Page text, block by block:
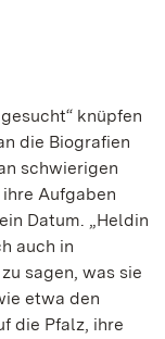
knüpfen
die Biografien
schwierigen
Aufgaben
Datum. „Heldin
auch in
sagen, was sie
etwa den
die Pfalz, ihre